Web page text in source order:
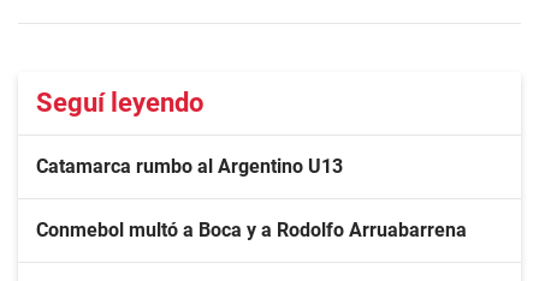
Seguí leyendo
Catamarca rumbo al Argentino U13
Conmebol multó a Boca y a Rodolfo Arruabarrena